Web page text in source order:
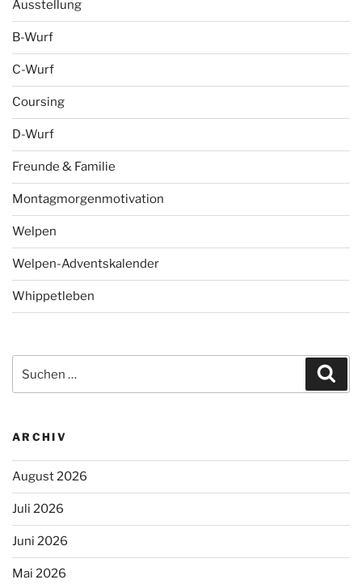
Ausstellung
B-Wurf
C-Wurf
Coursing
D-Wurf
Freunde & Familie
Montagmorgenmotivation
Welpen
Welpen-Adventskalender
Whippetleben
nach:
ARCHIV
August 2026
Juli 2026
Juni 2026
Mai 2026